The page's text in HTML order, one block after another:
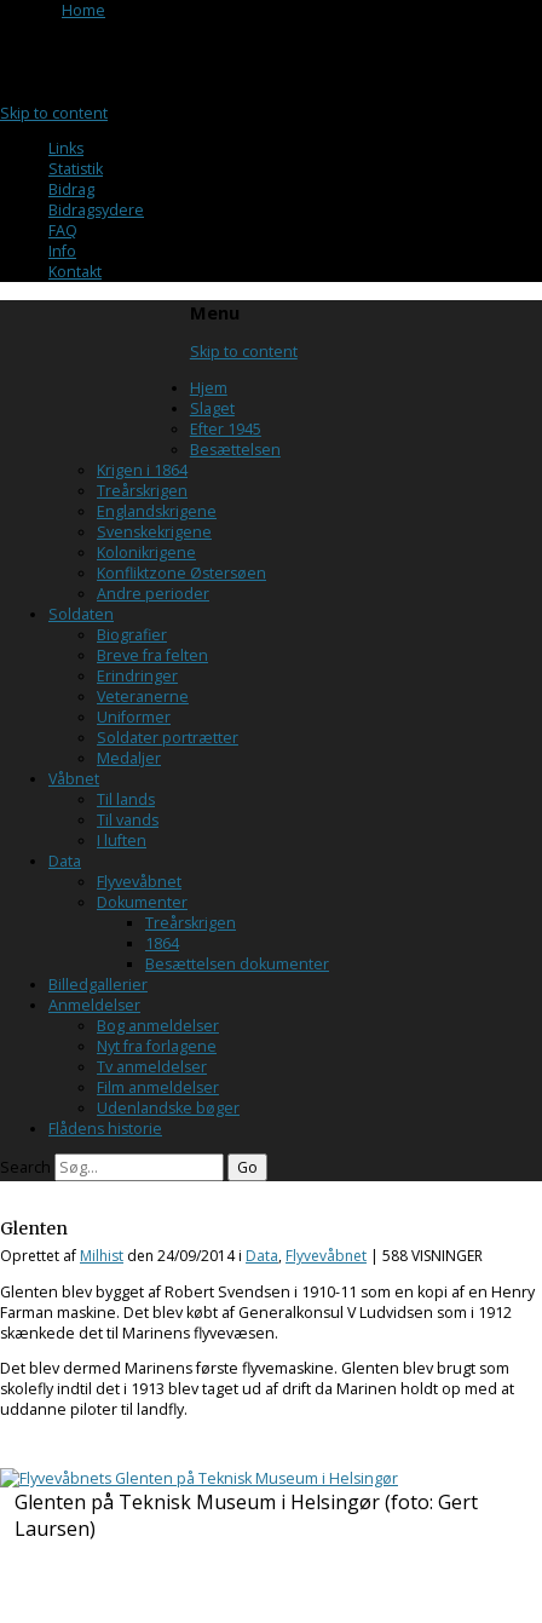
Home
Skip to content
Links
Statistik
Bidrag
Bidragsydere
FAQ
Info
Kontakt
Menu
Skip to content
Hjem
Slaget
Efter 1945
Besættelsen
Krigen i 1864
Treårskrigen
Englandskrigene
Svenskekrigene
Kolonikrigene
Konfliktzone Østersøen
Andre perioder
Soldaten
Biografier
Breve fra felten
Erindringer
Veteranerne
Uniformer
Soldater portrætter
Medaljer
Våbnet
Til lands
Til vands
I luften
Data
Flyvevåbnet
Dokumenter
Treårskrigen
1864
Besættelsen dokumenter
Billedgallerier
Anmeldelser
Bog anmeldelser
Nyt fra forlagene
Tv anmeldelser
Film anmeldelser
Udenlandske bøger
Flådens historie
Search
Glenten
Oprettet af Milhist den 24/09/2014i Data, Flyvevåbnet | 588 VISNINGER
Glenten blev bygget af Robert Svendsen i 1910-11 som en kopi af en Henry
Farman maskine. Det blev købt af Generalkonsul V Ludvidsen som i 1912
skænkede det til Marinens flyvevæsen.
Det blev dermed Marinens første flyvemaskine. Glenten blev brugt som
skolefly indtil det i 1913 blev taget ud af drift da Marinen holdt op med at
uddanne piloter til landfly.
Glenten på Teknisk Museum i Helsingør (foto: Gert
Laursen)